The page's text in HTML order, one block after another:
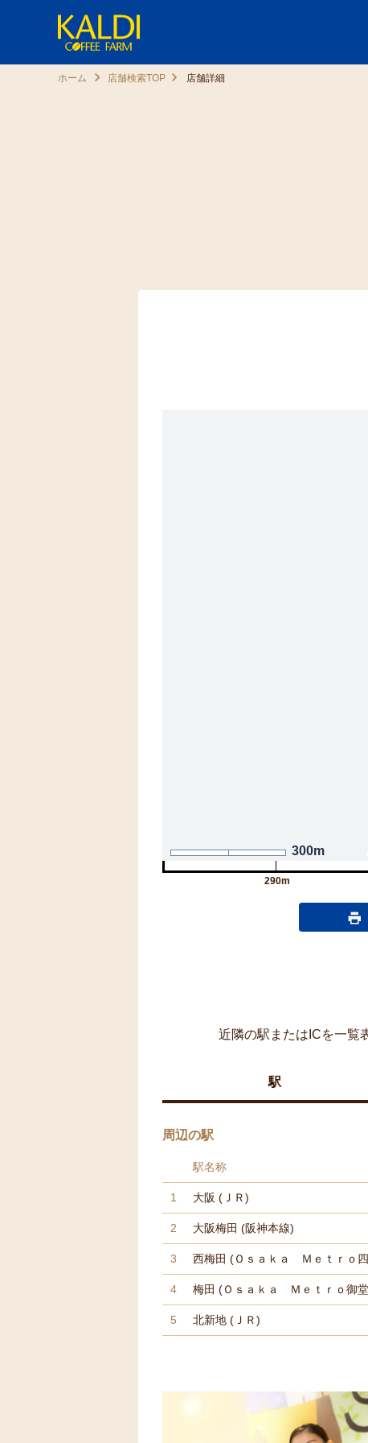
ホーム 店舗検索TOP 店舗詳細
300m
290m
近隣の駅またはICを一覧
駅
周辺の駅
駅名称
1 大阪 (ＪＲ)
2 大阪梅田 (阪神本線)
3 西梅田 (Ｏｓａｋａ Ｍｅｔｒｏ
4 梅田 (Ｏｓａｋａ Ｍｅｔｒｏ御
5 北新地 (ＪＲ)